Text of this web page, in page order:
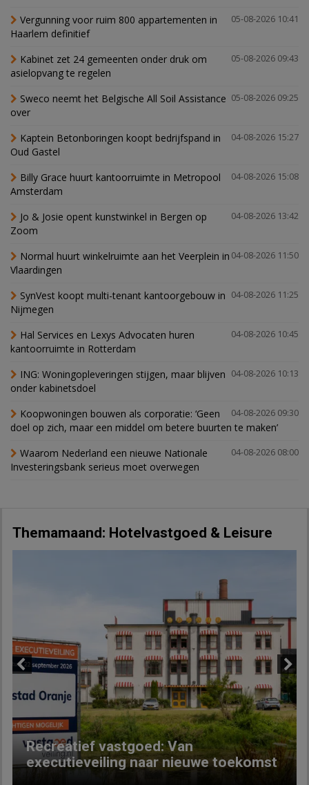
05-08-2026 10:41
Vergunning voor ruim 800 appartementen in
Haarlem definitief
05-08-2026 09:43
Kabinet zet 24 gemeenten onder druk om
asielopvang te regelen
05-08-2026 09:25
Sweco neemt het Belgische All Soil Assistance
over
04-08-2026 15:27
Kaptein Betonboringen koopt bedrijfspand in
Oud Gastel
04-08-2026 15:08
Billy Grace huurt kantoorruimte in Metropool
Amsterdam
04-08-2026 13:42
Jo & Josie opent kunstwinkel in Bergen op
Zoom
04-08-2026 11:50
Normal huurt winkelruimte aan het Veerplein in
Vlaardingen
04-08-2026 11:25
SynVest koopt multi-tenant kantoorgebouw in
Nijmegen
04-08-2026 10:45
Hal Services en Lexys Advocaten huren
kantoorruimte in Rotterdam
04-08-2026 10:13
ING: Woningopleveringen stijgen, maar blijven
onder kabinetsdoel
04-08-2026 09:30
Koopwoningen bouwen als corporatie: ‘Geen
doel op zich, maar een middel om betere buurten te maken’
04-08-2026 08:00
Waarom Nederland een nieuwe Nationale
Investeringsbank serieus moet overwegen
Themamaand: Hotelvastgoed & Leisure
Recreatief vastgoed: Van
executieveiling naar nieuwe toekomst
Next